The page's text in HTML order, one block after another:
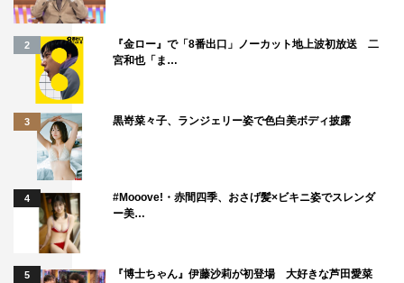
2
『金ロー』で「8番出口」ノーカット地上波初放送 二
宮和也「ま…
3 黒嵜菜々子、ランジェリー姿で色白美ボディ披露
4
#Mooove!・赤間四季、おさげ髪×ビキニ姿でスレンダ
ー美…
5
『博士ちゃん』伊藤沙莉が初登場 大好きな芦田愛菜